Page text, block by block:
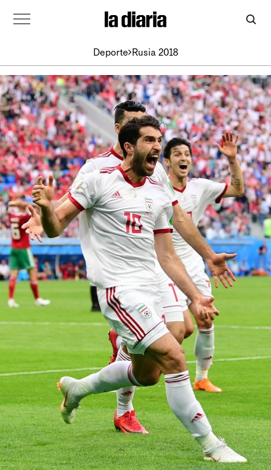
Deporte Rusia 2018